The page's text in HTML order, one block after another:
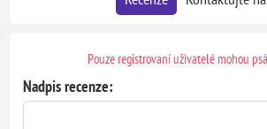
Pouze registrovaní uživatelé mohou
Nadpis recenze: